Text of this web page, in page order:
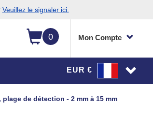
Veuillez le signaler ici.
0 Mon Compte
EUR €
de détection - 2 mm à 15 mm